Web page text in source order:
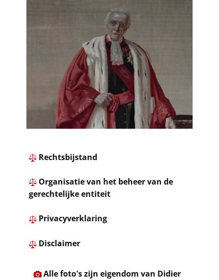
Rechtsbijstand
Organisatie van het beheer van de
gerechtelijke entiteit
Privacyverklaring
Disclaimer
​Alle foto's zijn eigendom van Didier